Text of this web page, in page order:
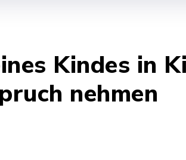
Kindes in
nehmen